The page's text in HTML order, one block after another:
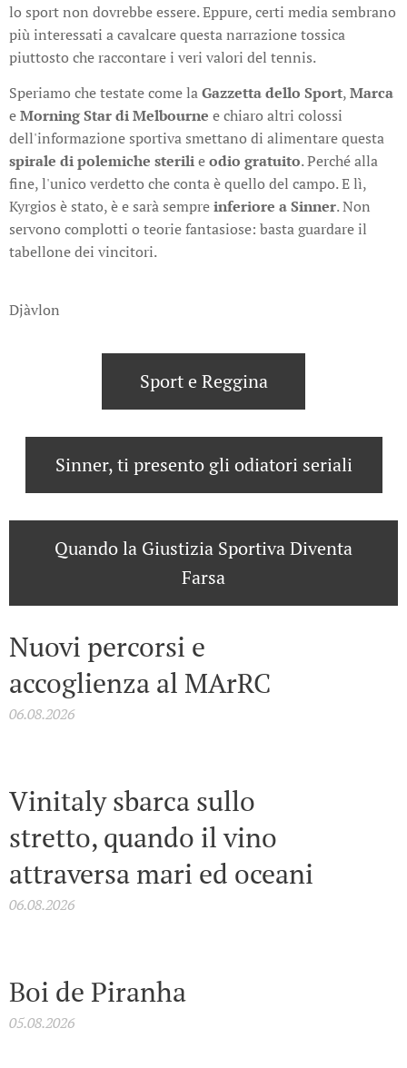
lo sport non dovrebbe essere. Eppure, certi media sembrano
più interessati a cavalcare questa narrazione tossica
piuttosto che raccontare i veri valori del tennis.
Speriamo che testate come laGazzetta dello Sport,Marca
eMorning Star di Melbourne e chiaro altri colossi
dell'informazione sportiva smettano di alimentare questa
spirale di polemiche sterilieodio gratuito. Perché alla
fine, l'unico verdetto che conta è quello del campo. E lì,
Kyrgios è stato, è e sarà sempreinferiore a Sinner. Non
servono complotti o teorie fantasiose: basta guardare il
tabellone dei vincitori.
Djàvlon
Sport e Reggina
Sinner, ti presento gli odiatori seriali
Quando la Giustizia Sportiva Diventa
Farsa
Nuovi percorsi e
accoglienza al MArRC
06.08.2026
Vinitaly sbarca sullo
stretto, quando il vino
attraversa mari ed oceani
06.08.2026
Boi de Piranha
05.08.2026